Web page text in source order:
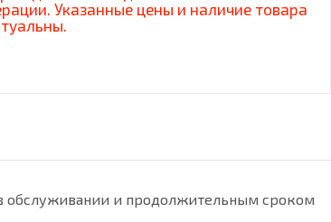
Указанные цены и наличие товара
обслуживании и продолжительным сроком